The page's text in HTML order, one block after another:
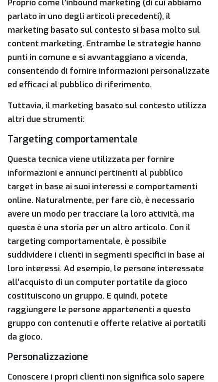
Proprio come l’inbound marketing (di cui abbiamo
parlato in uno degli articoli precedenti), il
marketing basato sul contesto si basa molto sul
content marketing. Entrambe le strategie hanno
punti in comune e si avvantaggiano a vicenda,
consentendo di fornire informazioni personalizzate
ed efficaci al pubblico di riferimento.
Tuttavia, il marketing basato sul contesto utilizza
altri due strumenti:
Targeting comportamentale
Questa tecnica viene utilizzata per fornire
informazioni e annunci pertinenti al pubblico
target in base ai suoi interessi e comportamenti
online. Naturalmente, per fare ciò, è necessario
avere un modo per tracciare la loro attività, ma
questa è una storia per un altro articolo. Con il
targeting comportamentale, è possibile
suddividere i clienti in segmenti specifici in base ai
loro interessi. Ad esempio, le persone interessate
all’acquisto di un computer portatile da gioco
costituiscono un gruppo. E quindi, potete
raggiungere le persone appartenenti a questo
gruppo con contenuti e offerte relative ai portatili
da gioco.
Personalizzazione
Conoscere i propri clienti non significa solo sapere